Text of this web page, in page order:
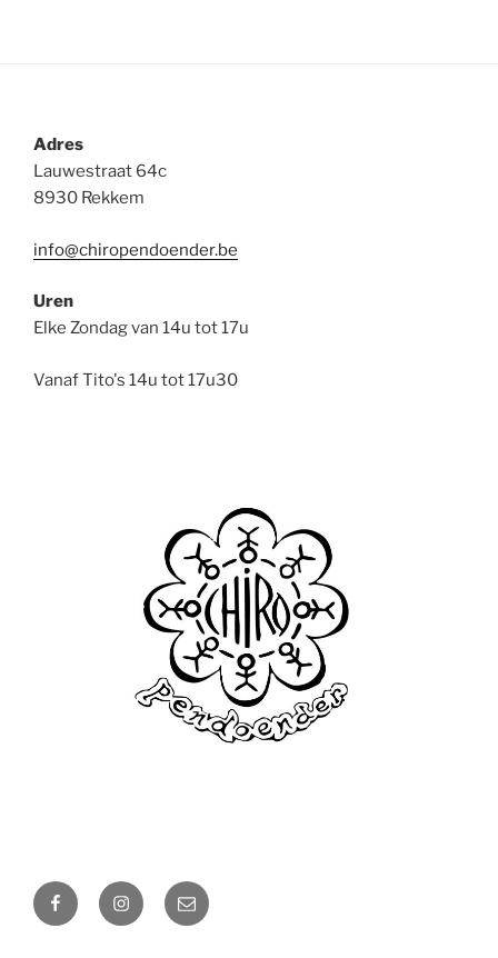
Adres
Lauwestraat 64c
8930 Rekkem
info@chiropendoender.be
Uren
Elke Zondag van 14u tot 17u
Vanaf Tito's 14u tot 17u30
FacebookInstagram
E-
mail